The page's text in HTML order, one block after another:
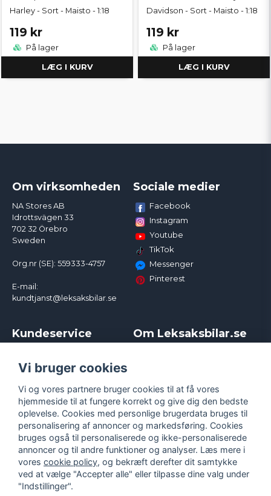
Harley - Sort - Maisto - 1:18
119 kr
På lager
LÆG I KURV
Davidson - Sort - Maisto - 1:18
119 kr
På lager
LÆG I KURV
Om virksomheden
NA Stores AB
Idrottsvägen 33
702 32 Örebro
Sweden
Org.nr (SE): 559333-4757
E-mail:
kundtjanst@leksaksbilar.se
Sociale medier
Facebook
Instagram
Youtube
TikTok
Messenger
Pinterest
Kundeservice
Kampagner og rabatter
Reklamation
Policy chase cars
Returnera
Logga in
Om Leksaksbilar.se
Handelsbetingelser
Persondatapolitik
Cookies
Vi bruger cookies
Vi og vores partnere bruger cookies til at få vores
hjemmeside til at fungere korrekt og give dig den bedste
oplevelse. Cookies med personlige brugerdata bruges til
personalisering af annoncer og markedsføring. Cookies
bruges også til personaliserede og ikke-personaliserede
annoncer og til andre funktioner og analyser. Læs mere i
vores cookie policy, og bekræft derefter dit samtykke
ved at vælge "Accepter alle" eller tilpasse dine valg under
"Indstillinger".